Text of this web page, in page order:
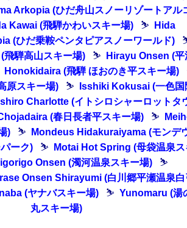
Arkopia (ひだ舟山スノーリゾートアル
Kawai (飛騨かわいスキー場) ⛷
Hida
(ひだ乗鞍ペンタピアスノーワールド)
飛騨高山スキー場)
⛷
Hirayu Onsen (平
Honokidaira (飛騨 ほおのき平スキー場)
原スキー場)
⛷
Isshiki Kokusai (一色国
Charlotte (イトシロシャーロットタ
(春日長者平スキー場) ⛷
)
⛷
Mondeus Hidakuraiyama (モンデ
ーク)
⛷
Motai Hot Spring (母袋温泉ス
Onsen (濁河温泉スキー場)
⛷
Onsen Shirayumi (白川郷平瀬温泉白
(ヤナバスキー場) ⛷ Yunomaru (湯
丸スキー場)